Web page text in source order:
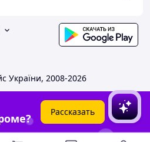
України, 2008-2026
Рассказать